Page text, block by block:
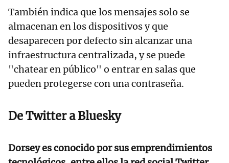
También indica que los mensajes solo se
almacenan en los dispositivos y que
desaparecen por defecto sin alcanzar una
infraestructura centralizada, y se puede
"chatear en público" o entrar en salas que
pueden protegerse con una contraseña.
De Twitter a Bluesky
Dorsey es conocido por sus emprendimientos